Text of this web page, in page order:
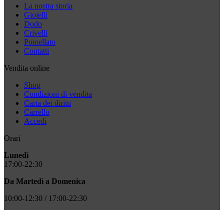
La nostra storia
Gioielli
Dodo
Crivelli
Pomellato
Contatti
Vendita online
Shop
Condizioni di vendita
Carta dei diritti
Carrello
Accedi
Orari
Lunedì
17:00-22:30
Da Martedì a Domenica
10:00-12:30 / 17:00-22:30